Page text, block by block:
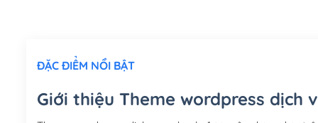
ĐẶC ĐIỂM NỔI BẬT
Giới thiệu Theme wordpress dịch